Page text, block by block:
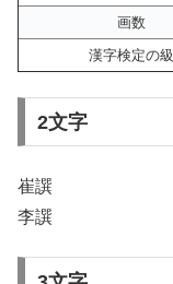
画数
漢字検定の級
2文字
崔譔
李譔